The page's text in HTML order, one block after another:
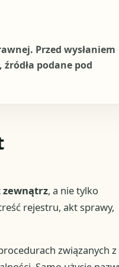
Przed wysłaniem
podane pod
zewnątrz, a nie tylko
rejestru, akt sprawy,
związanych z